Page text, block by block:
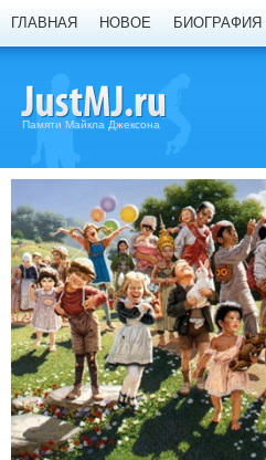
ГЛАВНАЯ НОВОЕ БИОГРАФИЯ
Памяти Майкла Джексона